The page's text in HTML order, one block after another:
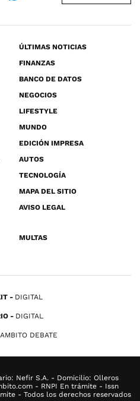
ÚLTIMAS NOTICIAS
FINANZAS
BANCO DE DATOS
NEGOCIOS
LIFESTYLE
MUNDO
EDICIÓN IMPRESA
AUTOS
TECNOLOGÍA
MAPA DEL SITIO
AVISO LEGAL
MULTAS
DIGITAL
DIGITAL
AMBITO DEBATE
Nefir S.A. - Domicilio: Olleros
- RNPI En trámite - Issn
- Todos los derechos reservados